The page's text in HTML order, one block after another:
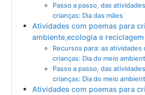
Passo a passo, das
crianças: Dia das mães
Atividades com poemas para
ambiente,ecologia e
Recursos para: as atividades
crianças: Dia do meio
Passo a passo, das
crianças: Dia do meio
Atividades com poemas para